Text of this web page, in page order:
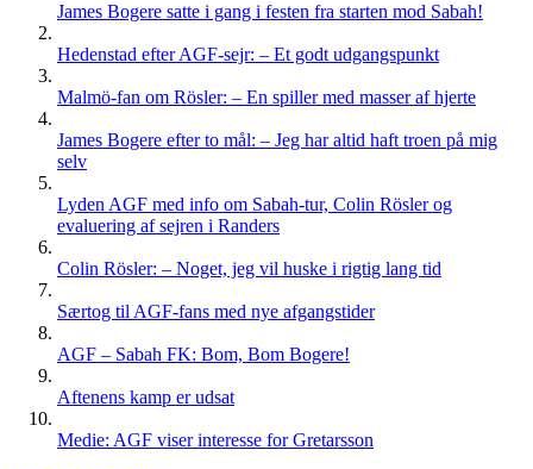
James Bogere satte i gang i festen fra starten mod Sabah!
Hedenstad efter AGF-sejr: – Et godt udgangspunkt
Malmö-fan om Rösler: – En spiller med masser af hjerte
James Bogere efter to mål: – Jeg har altid haft troen på mig
selv
Lyden AGF med info om Sabah-tur, Colin Rösler og
evaluering af sejren i Randers
Colin Rösler: – Noget, jeg vil huske i rigtig lang tid
Særtog til AGF-fans med nye afgangstider
AGF – Sabah FK: Bom, Bom Bogere!
Aftenens kamp er udsat
Medie: AGF viser interesse for Gretarsson